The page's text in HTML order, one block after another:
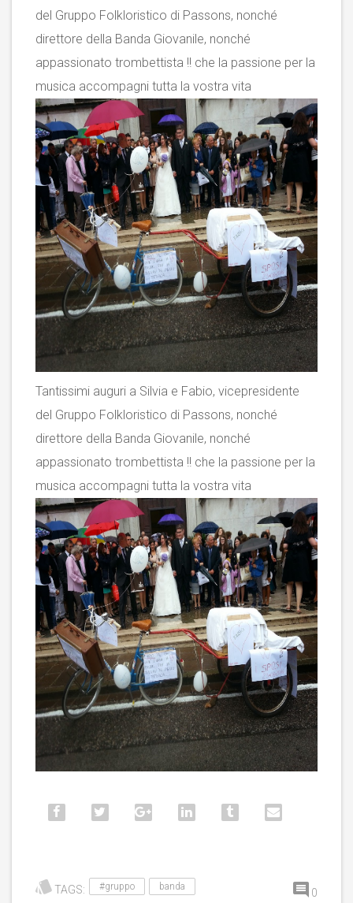
del Gruppo Folkloristico di Passons, nonché
direttore della Banda Giovanile, nonché
appassionato trombettista !! che la passione per la
musica accompagni tutta la vostra vita
Tantissimi auguri a Silvia e Fabio, vicepresidente
del Gruppo Folkloristico di Passons, nonché
direttore della Banda Giovanile, nonché
appassionato trombettista !! che la passione per la
musica accompagni tutta la vostra vita
TAGS: #gruppo banda 0